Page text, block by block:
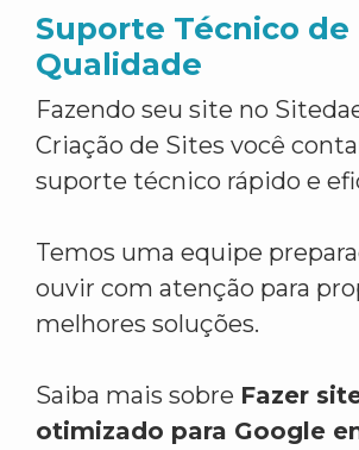
Suporte Técnico de
Qualidade
Fazendo seu site no
Criação de Sites você
suporte técnico rápido e
Temos uma equipe
ouvir com atenção para
melhores soluções.
Saiba mais sobre Fazer
otimizado para Google